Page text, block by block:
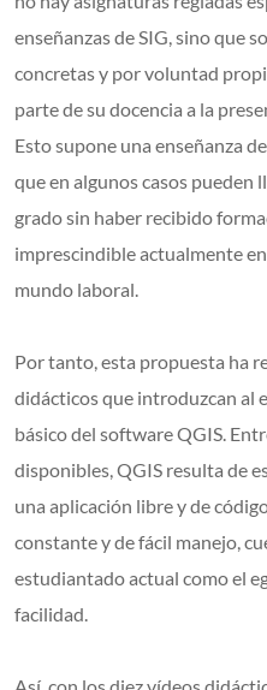
enseñanzas de SIG, sino que
concretas y por voluntad
parte de su docencia a la
Esto supone una enseñanza
que en algunos casos pueden
grado sin haber recibido
imprescindible actualmente
mundo laboral.
Por tanto, esta propuesta ha
didácticos que introduzcan al
básico del software QGIS.
disponibles, QGIS resulta de
una aplicación libre y de
constante y de fácil manejo,
estudiantado actual como el
facilidad.
Así, con los diez vídeos